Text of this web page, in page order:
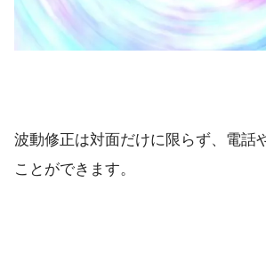
福岡 ・古賀｜「前世鑑定」
・杵島郡｜風伽妙(ふう
波動修正は対面だけに限らず、電話
ことができます。